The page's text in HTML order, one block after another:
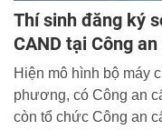
Thí sinh đăng ký
CAND tại Công
Hiện mô hình bộ máy
phương, có Công an
còn tổ chức Công an